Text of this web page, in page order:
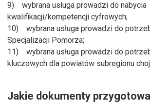
9) wybrana usługa prowadzi do nabycia
kwalifikacji/kompetencji cyfrowych;
10) wybrana usługa prowadzi do
Specjalizacji Pomorza;
11) wybrana usługa prowadzi do
kluczowych dla powiatów subregionu
Jakie dokumenty